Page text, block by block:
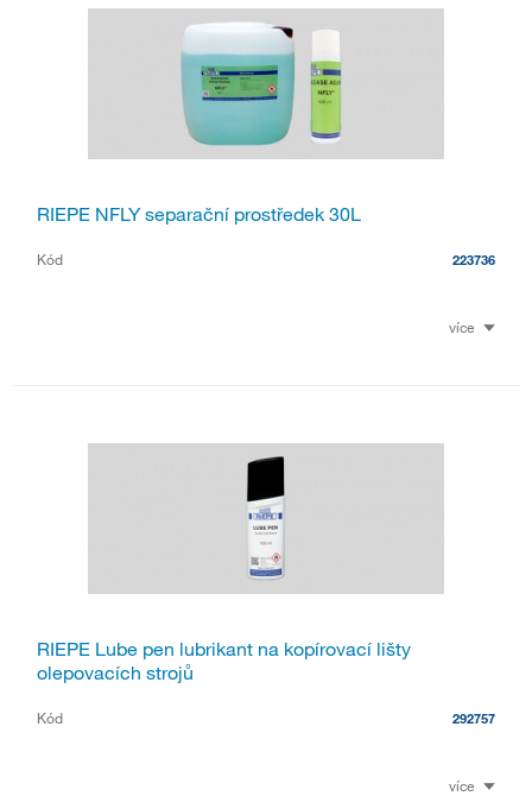
RIEPE NFLY separační prostředek 30L
Kód 223736
více
RIEPE Lube pen lubrikant na kopírovací lišty
olepovacích strojů
Kód 292757
více